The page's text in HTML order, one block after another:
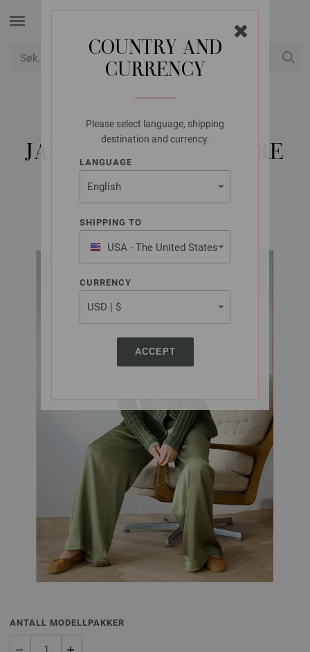
COUNTRY AND
CURRENCY
Please select language, shipping
destination and currency.
LANGUAGE
SHIPPING TO
USA - The United States
of America
CURRENCY
ACCEPT
LANA GROSSA
JAKKE CASHMERE PURE
Classici No. 29 | Modell 35
ANTALL MODELLPAKKER